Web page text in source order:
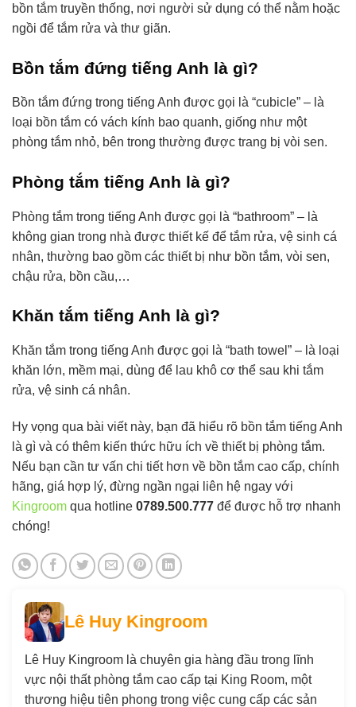
bồn tắm truyền thống, nơi người sử dụng có thể nằm hoặc
ngồi để tắm rửa và thư giãn.
Bồn tắm đứng tiếng Anh là gì?
Bồn tắm đứng trong tiếng Anh được gọi là “cubicle” – là
loại bồn tắm có vách kính bao quanh, giống như một
phòng tắm nhỏ, bên trong thường được trang bị vòi sen.
Phòng tắm tiếng Anh là gì?
Phòng tắm trong tiếng Anh được gọi là “bathroom” – là
không gian trong nhà được thiết kế để tắm rửa, vệ sinh cá
nhân, thường bao gồm các thiết bị như bồn tắm, vòi sen,
chậu rửa, bồn cầu,…
Khăn tắm tiếng Anh là gì?
Khăn tắm trong tiếng Anh được gọi là “bath towel” – là loại
khăn lớn, mềm mại, dùng để lau khô cơ thể sau khi tắm
rửa, vệ sinh cá nhân.
Hy vọng qua bài viết này, bạn đã hiểu rõ bồn tắm tiếng Anh
là gì và có thêm kiến thức hữu ích về thiết bị phòng tắm.
Nếu bạn cần tư vấn chi tiết hơn về bồn tắm cao cấp, chính
hãng, giá hợp lý, đừng ngần ngại liên hệ ngay với
Kingroom qua hotline 0789.500.777 để được hỗ trợ nhanh
chóng!
Lê Huy Kingroom
Lê Huy Kingroom là chuyên gia hàng đầu trong lĩnh
vực nội thất phòng tắm cao cấp tại King Room, một
thương hiệu tiên phong trong việc cung cấp các sản